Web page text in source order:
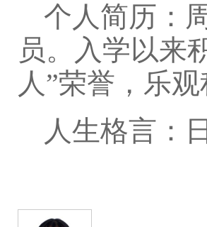
个人简历：
员。入学以来
人”荣誉，乐观
人生格言：